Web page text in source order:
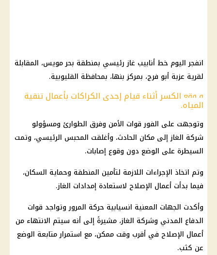
انفجر اليوم خط أنابيب غاز رئيسي بمنطقة بحر مويس، المقابلة
لقرية عزبة أبو فرج، بمركز بنها، بمحافظة القليوبية.
و وقع الكسر أثناء قيام إحدى الكراكات بأعمال تنقية
المياه.
وتوجهت على الفور قوات الأمن وفرق الطوارئ ومسؤولو
شركة الغاز إلى مكان الحادث، وأغلقت المحبس الرئيسي، وتمت
السيطرة على الوضع دون وقوع إصابات.
وتم اتخاذ الإجراءات اللازمة لتأمين المنطقة وحماية السكان،
فيما بدأت أعمال الإصلاح لاستعادة إمدادات الغاز.
وأكدت الجهات المعنية انسيابية حركة المرور وتواجد قوات
الدفاع المدني وشركة الغاز، مشيرةً إلى أنه سيتم الانتهاء من
أعمال الإصلاح في أقرب وقت ممكن، مع استمرار متابعة الوضع
عن كثب.